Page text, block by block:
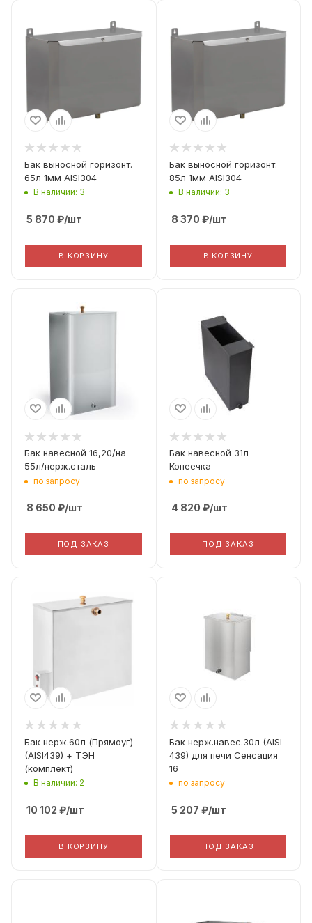
115
Aisi 430 1мм
Бак выносной горизонт.
65л 1мм AISI304
В наличии: 3
5 870 ₽/шт
В КОРЗИНУ
115
Aisi 430 1мм
Бак выносной горизонт.
85л 1мм AISI304
В наличии: 3
8 370 ₽/шт
В КОРЗИНУ
Диаметр дымохода
Бак навесной 16,20/на
55л/нерж.сталь
по запросу
8 650 ₽/шт
ПОД ЗАКАЗ
Материал
Сталь 3мм
Бак навесной 31л
Копеечка
по запросу
4 820 ₽/шт
ПОД ЗАКАЗ
Диаметр дымохода
Бак нерж.60л (Прямоуг)
(AISI439) + ТЭН
(комплект)
В наличии: 2
10 102 ₽/шт
В КОРЗИНУ
Бак нерж.навес.30л (AISI
439) для печи Сенсация
16
по запросу
5 207 ₽/шт
ПОД ЗАКАЗ